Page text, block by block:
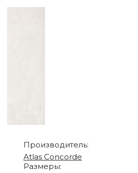
Производитель:
Atlas Concorde
Размеры: